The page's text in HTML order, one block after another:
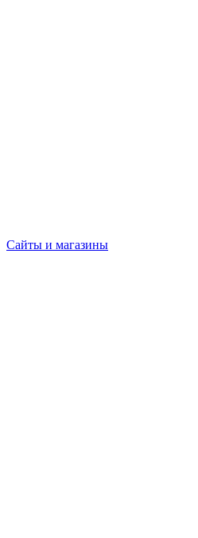
Сайты и магазины